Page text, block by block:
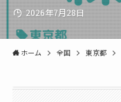
2026年7月28日
ホーム 全国 東京都